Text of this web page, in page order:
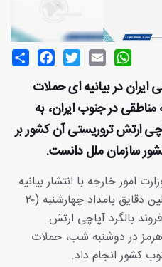
Share
FacebookTwitterEmail
WhatsApp
ایران در بیانیه ای حملات
مناطقی در جنوب ایران، به
ارتش تروریستی آن کشور بر
سازمان ملل دانست.
امور خارجه با انتشار بیانیه
ای تصریح کرد: رژیم آمریکا در اولین دقایق بامداد چهارشنبه (۲۰
یک فروند بالگرد آپاچی ارتش
هرمز در دوشنبه شب، حملات
کشور انجام داد.